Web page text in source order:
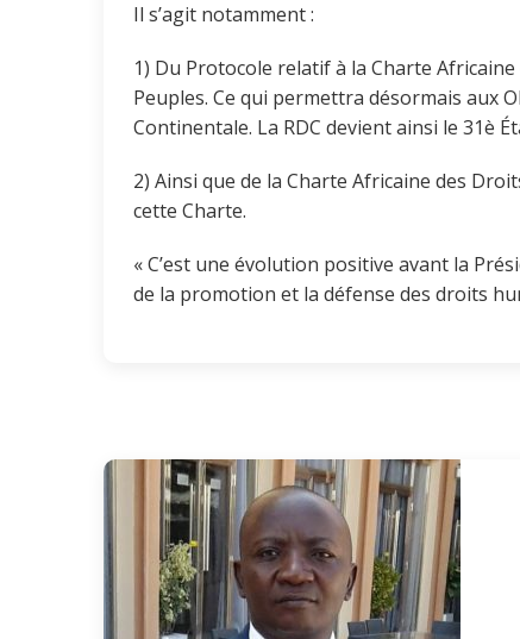
Il s’agit notamment :
1) Du Protocole relatif à la Charte
Peuples. Ce qui permettra désormais aux
Continentale. La RDC devient ainsi le 31è
2) Ainsi que de la Charte Africaine des
cette Charte.
« C’est une évolution positive avant la
de la promotion et la défense des droits